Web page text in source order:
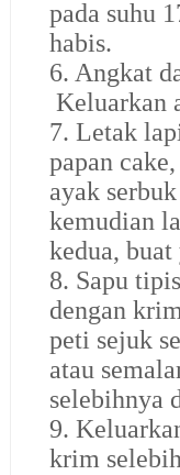
pada suhu
habis.
6. Angkat
Keluarkan
7. Letak
papan
ayak
kemudian
kedua, buat
8. Sapu
dengan
peti sejuk
atau
selebihnya
9.
krim